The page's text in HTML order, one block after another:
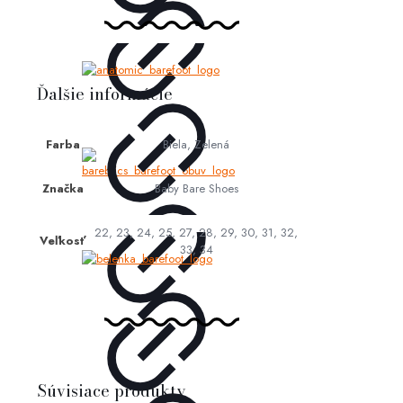
Ďalšie informácie
Farba Biela, Zelená
Značka Baby Bare Shoes
Veľkosť 22, 23, 24, 25, 27, 28, 29, 30, 31, 32,
33, 34
Súvisiace produkty